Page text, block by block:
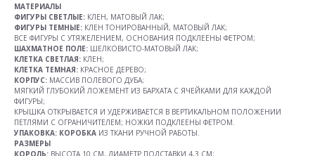
МАТЕРИАЛЫ
ФИГУРЫ СВЕТЛЫЕ: КЛЕН, МАТОВЫЙ ЛАК;
ФИГУРЫ ТЕМНЫЕ: КЛЕН ТОНИРОВАННЫЙ, МАТОВЫЙ ЛАК;
ВСЕ ФИГУРЫ С УТЯЖЕЛЕНИЕМ, ОСНОВАНИЯ ПОДКЛЕЕНЫ ФЕТРОМ;
ШАХМАТНОЕ ПОЛЕ: ШЕЛКОВИСТО-МАТОВЫЙ ЛАК;
КЛЕТКА СВЕТЛАЯ: КЛЕН;
КЛЕТКА ТЕМНАЯ: КРАСНОЕ ДЕРЕВО;
КОРПУС: МАССИВ ПОЛЕВОГО ДУБА;
МЯГКИЙ ГЛУБОКИЙ ЛОЖЕМЕНТ ИЗ БАРХАТА С ЯЧЕЙКАМИ ДЛЯ КАЖДОЙ
ФИГУРЫ;
КРЫШКА ОТКРЫВАЕТСЯ И УДЕРЖИВАЕТСЯ В ВЕРТИКАЛЬНОМ ПОЛОЖЕНИИ
ПЕТЛЯМИ С ОГРАНИЧИТЕЛЕМ; НОЖКИ ПОДКЛЕЕНЫ ФЕТРОМ.
УПАКОВКА: КОРОБКА ИЗ ТКАНИ РУЧНОЙ РАБОТЫ.
РАЗМЕРЫ
КОРОЛЬ: ВЫСОТА 10 СМ, ДИАМЕТР ПОДСТАВКИ 4,3 СМ;